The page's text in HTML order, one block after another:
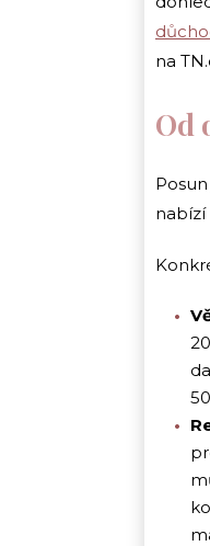
na
Od